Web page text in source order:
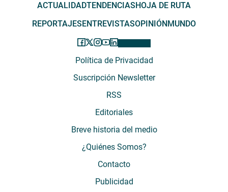
ACTUALIDADTENDENCIASHOJA DE RUTA
REPORTAJESENTREVISTASOPINIÓNMUNDO
Política de Privacidad
Suscripción Newsletter
RSS
Editoriales
Breve historia del medio
¿Quiénes Somos?
Contacto
Publicidad